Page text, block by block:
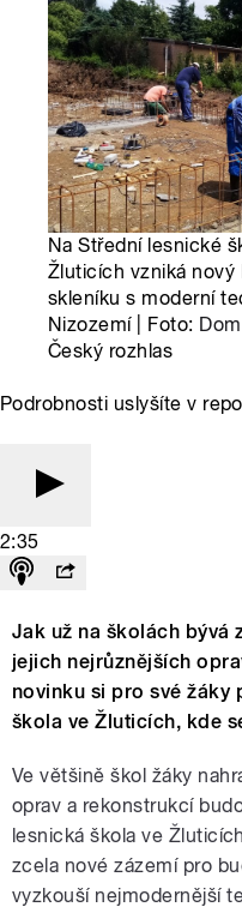
Na Střední lesnické
Žluticích vzniká nový
skleníku s moderní
Nizozemí | Foto:
Český rozhlas
Podrobnosti uslyšíte v
2:35
Jak už na školách bývá
jejich nejrůznějších
novinku si pro své žáky
škola ve Žluticích, kde
Ve většině škol žáky
oprav a rekonstrukcí
lesnická škola ve
zcela nové zázemí pro
vyzkouší nejmodernější